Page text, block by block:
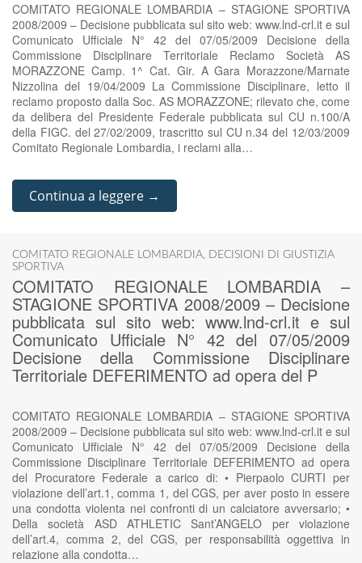
COMITATO REGIONALE LOMBARDIA – STAGIONE SPORTIVA
2008/2009 – Decisione pubblicata sul sito web: www.lnd-crl.it e sul
Comunicato Ufficiale N° 42 del 07/05/2009 Decisione della
Commissione Disciplinare Territoriale Reclamo Società AS
MORAZZONE Camp. 1^ Cat. Gir. A Gara Morazzone/Marnate
Nizzolina del 19/04/2009 La Commissione Disciplinare, letto il
reclamo proposto dalla Soc. AS MORAZZONE; rilevato che, come
da delibera del Presidente Federale pubblicata sul CU n.100/A
della FIGC. del 27/02/2009, trascritto sul CU n.34 del 12/03/2009
Comitato Regionale Lombardia, i reclami alla…
Continua a leggere →
COMITATO REGIONALE LOMBARDIA, DECISIONI DI GIUSTIZIA
SPORTIVA
COMITATO REGIONALE LOMBARDIA –
STAGIONE SPORTIVA 2008/2009 – Decisione
pubblicata sul sito web: www.lnd-crl.it e sul
Comunicato Ufficiale N° 42 del 07/05/2009
Decisione della Commissione Disciplinare
Territoriale DEFERIMENTO ad opera del P
COMITATO REGIONALE LOMBARDIA – STAGIONE SPORTIVA
2008/2009 – Decisione pubblicata sul sito web: www.lnd-crl.it e sul
Comunicato Ufficiale N° 42 del 07/05/2009 Decisione della
Commissione Disciplinare Territoriale DEFERIMENTO ad opera
del Procuratore Federale a carico di: • Pierpaolo CURTI per
violazione dell’art.1, comma 1, del CGS, per aver posto in essere
una condotta violenta nei confronti di un calciatore avversario; •
Della società ASD ATHLETIC Sant’ANGELO per violazione
dell’art.4, comma 2, del CGS, per responsabilità oggettiva in
relazione alla condotta…